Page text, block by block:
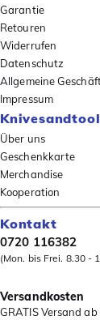
Garantie
Retouren
Widerrufen
Datenschutz
Allgemeine
Impressum
Über uns
Geschenkkarte
Merchandise
Kooperation
Kontakt
0720 116382
(Mon. bis Frei. 8.30 -
Versandkosten
GRATIS Versand